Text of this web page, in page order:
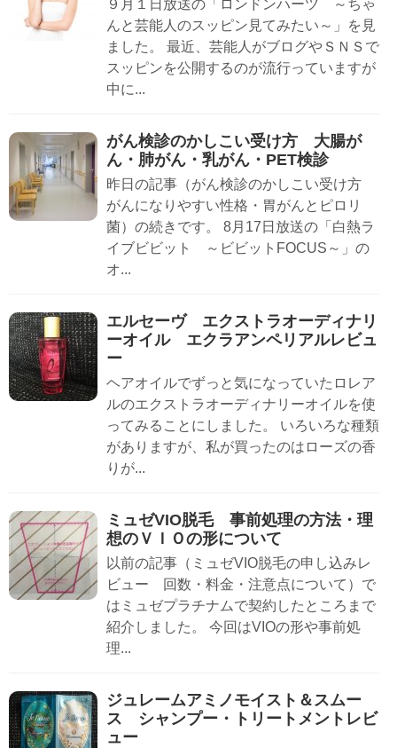
９月１日放送の「ロンドンハーツ ～ちゃ
んと芸能人のスッピン見てみたい～」を見
ました。 最近、芸能人がブログやＳＮＳで
スッピンを公開するのが流行っていますが
中に...
がん検診のかしこい受け方 大腸が
ん・肺がん・乳がん・PET検診
昨日の記事（がん検診のかしこい受け方
がんになりやすい性格・胃がんとピロリ
菌）の続きです。 8月17日放送の「白熱ラ
イブビビット ～ビビットFOCUS～」の
オ...
エルセーヴ エクストラオーディナリ
ーオイル エクラアンペリアルレビュ
ー
ヘアオイルでずっと気になっていたロレア
ルのエクストラオーディナリーオイルを使
ってみることにしました。 いろいろな種類
がありますが、私が買ったのはローズの香
りが...
ミュゼVIO脱毛 事前処理の方法・理
想のＶＩＯの形について
以前の記事（ミュゼVIO脱毛の申し込みレ
ビュー 回数・料金・注意点について）で
はミュゼプラチナムで契約したところまで
紹介しました。 今回はVIOの形や事前処
理...
ジュレームアミノモイスト＆スムー
ス シャンプー・トリートメントレビ
ュー